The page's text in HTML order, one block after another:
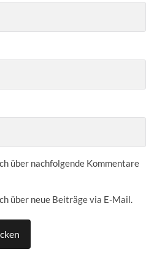
über nachfolgende Kommentare
über neue Beiträge via E-Mail.